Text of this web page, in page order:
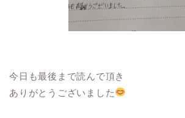
今日も最後まで読んで頂き
ありがとうございました